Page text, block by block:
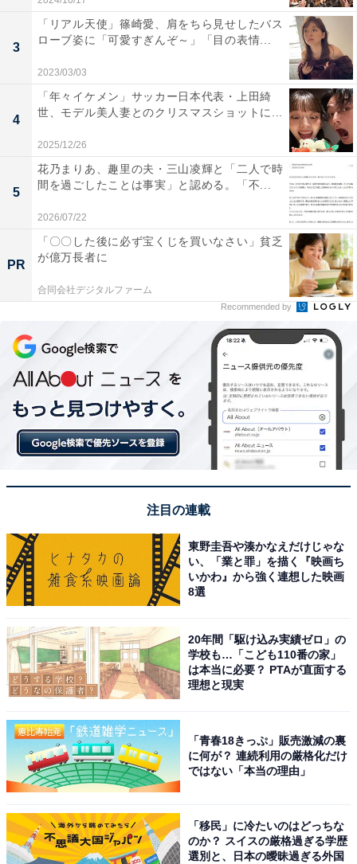
3
「リアル天使」篠崎愛、肩をちら見せしたバス
ローブ姿に「可愛すぎんぞ～」「目の表情...
2023/03/03
4
「年々イケメン」サッカー日本代表・上田綺
世、モデル美人妻とのクリスマスショットに...
2025/12/26
5
花乃まりあ、趣里の夫・三山凌輝と「二人で時
間を過ごしたことは事実」と認める。「不...
2026/07/22
PR
「〇〇した後に必ず宝くじを買いなさい」貧乏
が億万長者に
合同会社デジタルファーム
Recommended by
注目の連載
東野圭吾や湊かなえだけじゃな
い、「業と罪」を描く『映画ち
いかわ』から強く連想した映画
8選
20年間「駆け込み実績ゼロ」の
学校も…「こども110番の家」
は本当に必要？ PTAが直面する
理想と現実
「青春18きっぷ」販売激減の裏
に何が？ 連続利用の厳格化だけ
ではない「本当の理由」
「移民」に冷たいのはどっちな
のか？ スイスの厳格過ぎる学歴
選別と、日本の曖昧過ぎる外国